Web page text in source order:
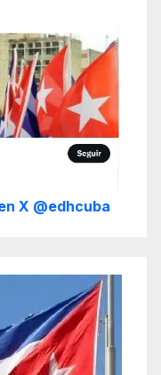
X @edhcuba